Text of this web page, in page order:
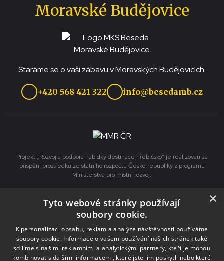
Moravské Budějovice
Staráme se o vaši zábavu v Moravských Budějovicích.
+420 568 421 322 info@besedamb.cz
Projekt „Rozvoj a podpora nabídky destinace Třebíčsko“ je realizován za
přispění prostředků ze státního rozpočtu České republiky z programu
Ministerstva pro místní rozvoj.
Služby
Pronájmy
Výlep plakátů
×
Tyto webové stránky používají
soubory cookie.
K personalizaci obsahu, reklam a analýze návštěvnosti používáme
soubory cookie. Informace o vašem používání našich stránek také
sdílíme s našimi reklamními a analytickými partnery, kteří je mohou
kombinovat s dalšími informacemi, které jste jim poskytli nebo které